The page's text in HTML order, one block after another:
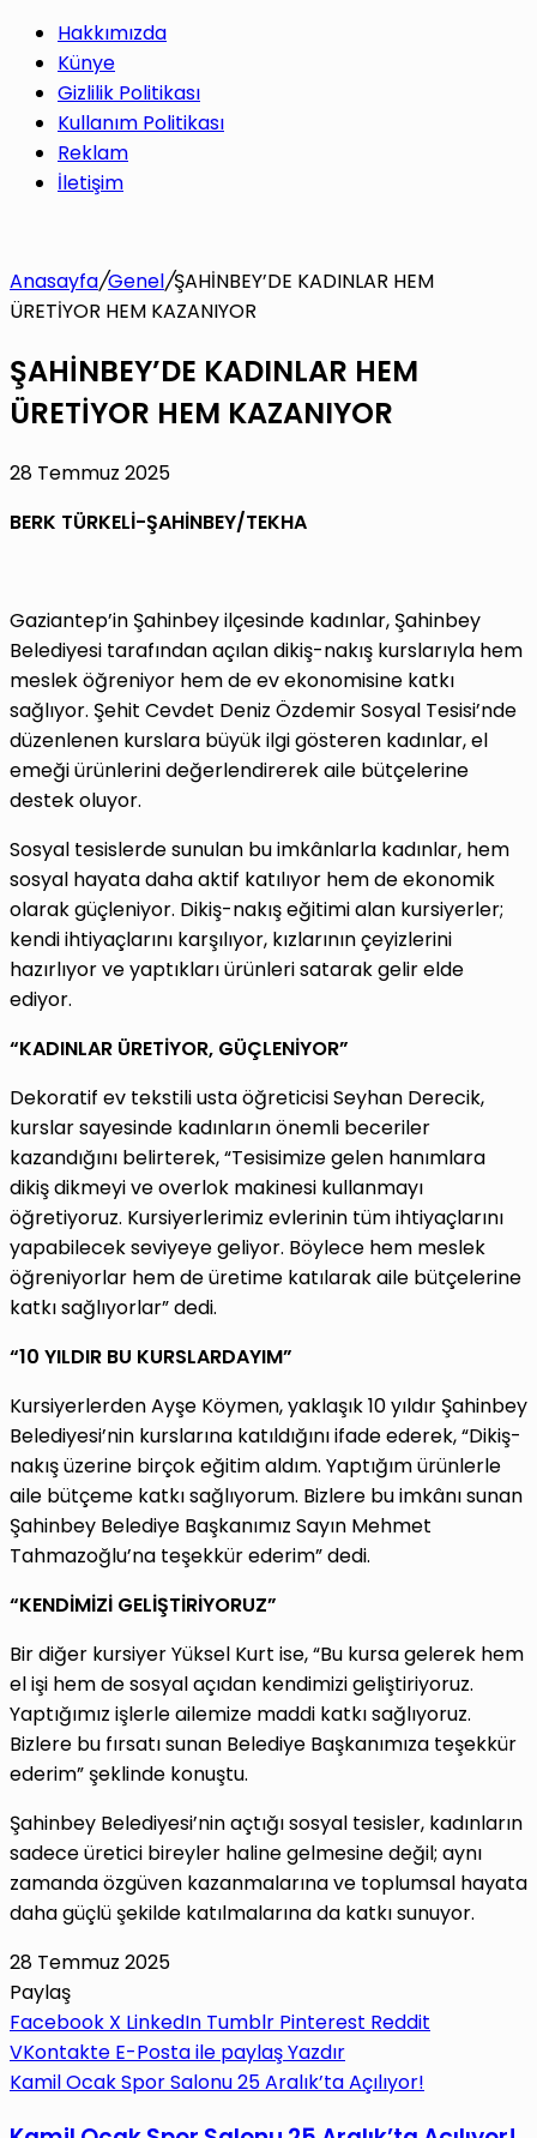
Hakkımızda
Künye
Gizlilik Politikası
Kullanım Politikası
Reklam
İletişim
Anasayfa/Genel/ŞAHİNBEY’DE KADINLAR HEM
ÜRETİYOR HEM KAZANIYOR
ŞAHİNBEY’DE KADINLAR HEM
ÜRETİYOR HEM KAZANIYOR
28 Temmuz 2025
BERK TÜRKELİ-ŞAHİNBEY/TEKHA
Gaziantep’in Şahinbey ilçesinde kadınlar, Şahinbey
Belediyesi tarafından açılan dikiş-nakış kurslarıyla hem
meslek öğreniyor hem de ev ekonomisine katkı
sağlıyor. Şehit Cevdet Deniz Özdemir Sosyal Tesisi’nde
düzenlenen kurslara büyük ilgi gösteren kadınlar, el
emeği ürünlerini değerlendirerek aile bütçelerine
destek oluyor.
Sosyal tesislerde sunulan bu imkânlarla kadınlar, hem
sosyal hayata daha aktif katılıyor hem de ekonomik
olarak güçleniyor. Dikiş-nakış eğitimi alan kursiyerler;
kendi ihtiyaçlarını karşılıyor, kızlarının çeyizlerini
hazırlıyor ve yaptıkları ürünleri satarak gelir elde
ediyor.
“KADINLAR ÜRETİYOR, GÜÇLENİYOR”
Dekoratif ev tekstili usta öğreticisi Seyhan Derecik,
kurslar sayesinde kadınların önemli beceriler
kazandığını belirterek, “Tesisimize gelen hanımlara
dikiş dikmeyi ve overlok makinesi kullanmayı
öğretiyoruz. Kursiyerlerimiz evlerinin tüm ihtiyaçlarını
yapabilecek seviyeye geliyor. Böylece hem meslek
öğreniyorlar hem de üretime katılarak aile bütçelerine
katkı sağlıyorlar” dedi.
“10 YILDIR BU KURSLARDAYIM”
Kursiyerlerden Ayşe Köymen, yaklaşık 10 yıldır Şahinbey
Belediyesi’nin kurslarına katıldığını ifade ederek, “Dikiş-
nakış üzerine birçok eğitim aldım. Yaptığım ürünlerle
aile bütçeme katkı sağlıyorum. Bizlere bu imkânı sunan
Şahinbey Belediye Başkanımız Sayın Mehmet
Tahmazoğlu’na teşekkür ederim” dedi.
“KENDİMİZİ GELİŞTİRİYORUZ”
Bir diğer kursiyer Yüksel Kurt ise, “Bu kursa gelerek hem
el işi hem de sosyal açıdan kendimizi geliştiriyoruz.
Yaptığımız işlerle ailemize maddi katkı sağlıyoruz.
Bizlere bu fırsatı sunan Belediye Başkanımıza teşekkür
ederim” şeklinde konuştu.
Şahinbey Belediyesi’nin açtığı sosyal tesisler, kadınların
sadece üretici bireyler haline gelmesine değil; aynı
zamanda özgüven kazanmalarına ve toplumsal hayata
daha güçlü şekilde katılmalarına da katkı sunuyor.
28 Temmuz 2025
Paylaş
Facebook X LinkedIn Tumblr Pinterest Reddit
VKontakte E-Posta ile paylaşYazdır
Kamil Ocak Spor Salonu 25 Aralık’ta Açılıyor!